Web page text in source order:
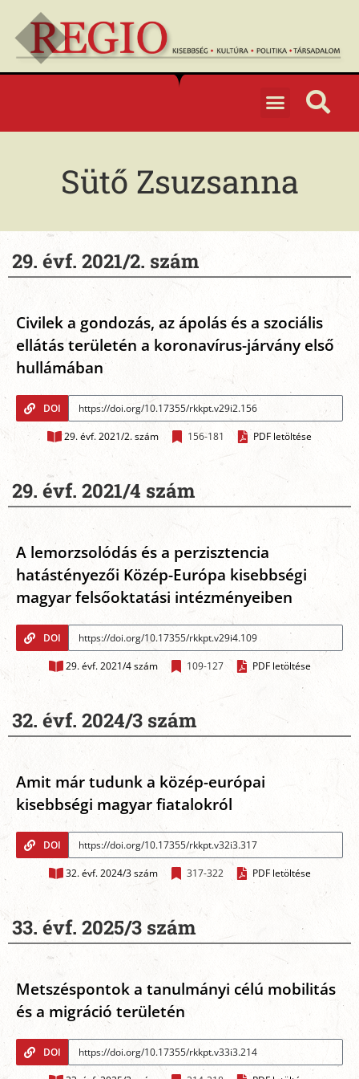
Sütő Zsuzsanna
29. évf. 2021/2. szám
Civilek a gondozás, az ápolás és a szociális
ellátás területén a koronavírus-járvány első
hullámában
DOI
29. évf. 2021/2. szám 156-181 PDF letöltése
29. évf. 2021/4 szám
A lemorzsolódás és a perzisztencia
hatástényezői Közép-Európa kisebbségi
magyar felsőoktatási intézményeiben
DOI
29. évf. 2021/4 szám 109-127 PDF letöltése
32. évf. 2024/3 szám
Amit már tudunk a közép-európai
kisebbségi magyar fiatalokról
DOI
32. évf. 2024/3 szám 317-322 PDF letöltése
33. évf. 2025/3 szám
Metszéspontok a tanulmányi célú mobilitás
és a migráció területén
DOI